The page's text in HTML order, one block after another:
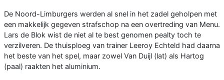
De Noord-Limburgers werden al snel in het zadel geholpen met
een makkelijk gegeven strafschop na een overtreding van Menu.
Lars de Blok wist de niet al te best genomen pealty toch te
verzilveren. De thuisploeg van trainer Leeroy Echteld had daarna
het beste van het spel, maar zowel Van Duijl (lat) als Hartog
(paal) raakten het aluminium.